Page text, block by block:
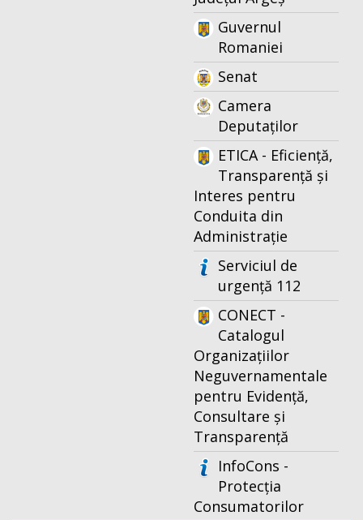
Guvernul
Romaniei
Senat
Camera
Deputaților
ETICA - Eficiență,
Transparență și
Interes pentru
Conduita din
Administrație
Serviciul de
urgență 112
CONECT -
Catalogul
Organizațiilor
Neguvernamentale
pentru Evidență,
Consultare și
Transparență
InfoCons -
Protecția
Consumatorilor